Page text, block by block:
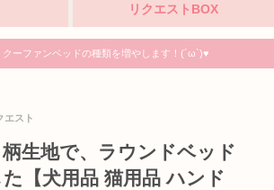
リクエストBOX
クーファンベッドの種類を増やします！(´ω`)♥
エスト
生地で、ラウンドベッド
【犬用品 猫用品 ハンド